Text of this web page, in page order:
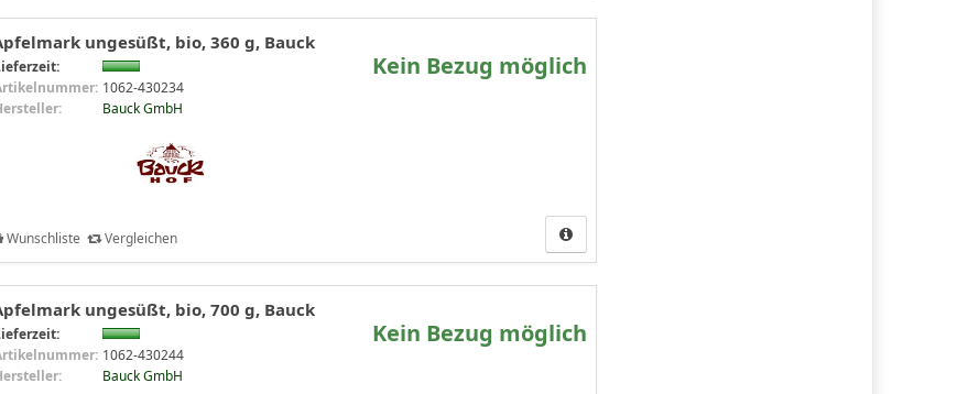
ungesüßt, bio, 360 g, Bauck
1062-430234
Bauck GmbH
Kein Bezug möglich
Wunschliste Vergleichen
ungesüßt, bio, 700 g, Bauck
1062-430244
Bauck GmbH
Kein Bezug möglich